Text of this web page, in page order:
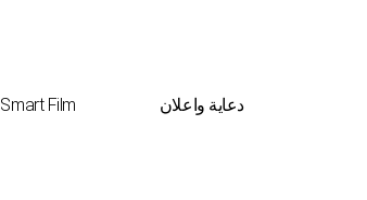
Smart Film دعاية واعلان